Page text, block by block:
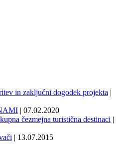
in zaključni dogodek projekta |
| 07.02.2020
čezmejna turistična destinaci |
| 13.07.2015